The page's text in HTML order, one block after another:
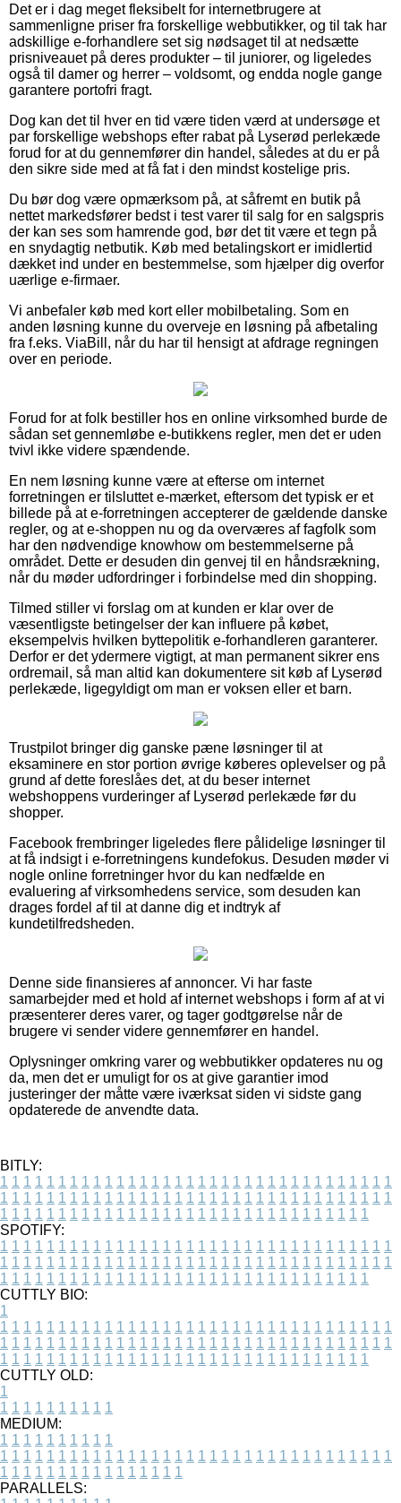
Det er i dag meget fleksibelt for internetbrugere at
sammenligne priser fra forskellige webbutikker, og til tak har
adskillige e-forhandlere set sig nødsaget til at nedsætte
prisniveauet på deres produkter – til juniorer, og ligeledes
også til damer og herrer – voldsomt, og endda nogle gange
garantere portofri fragt.
Dog kan det til hver en tid være tiden værd at undersøge et
par forskellige webshops efter rabat på Lyserød perlekæde
forud for at du gennemfører din handel, således at du er på
den sikre side med at få fat i den mindst kostelige pris.
Du bør dog være opmærksom på, at såfremt en butik på
nettet markedsfører bedst i test varer til salg for en salgspris
der kan ses som hamrende god, bør det tit være et tegn på
en snydagtig netbutik. Køb med betalingskort er imidlertid
dækket ind under en bestemmelse, som hjælper dig overfor
uærlige e-firmaer.
Vi anbefaler køb med kort eller mobilbetaling. Som en
anden løsning kunne du overveje en løsning på afbetaling
fra f.eks. ViaBill, når du har til hensigt at afdrage regningen
over en periode.
Forud for at folk bestiller hos en online virksomhed burde de
sådan set gennemløbe e-butikkens regler, men det er uden
tvivl ikke videre spændende.
En nem løsning kunne være at efterse om internet
forretningen er tilsluttet e-mærket, eftersom det typisk er et
billede på at e-forretningen accepterer de gældende danske
regler, og at e-shoppen nu og da overværes af fagfolk som
har den nødvendige knowhow om bestemmelserne på
området. Dette er desuden din genvej til en håndsrækning,
når du møder udfordringer i forbindelse med din shopping.
Tilmed stiller vi forslag om at kunden er klar over de
væsentligste betingelser der kan influere på købet,
eksempelvis hvilken byttepolitik e-forhandleren garanterer.
Derfor er det ydermere vigtigt, at man permanent sikrer ens
ordremail, så man altid kan dokumentere sit køb af Lyserød
perlekæde, ligegyldigt om man er voksen eller et barn.
Trustpilot bringer dig ganske pæne løsninger til at
eksaminere en stor portion øvrige køberes oplevelser og på
grund af dette foreslåes det, at du beser internet
webshoppens vurderinger af Lyserød perlekæde før du
shopper.
Facebook frembringer ligeledes flere pålidelige løsninger til
at få indsigt i e-forretningens kundefokus. Desuden møder vi
nogle online forretninger hvor du kan nedfælde en
evaluering af virksomhedens service, som desuden kan
drages fordel af til at danne dig et indtryk af
kundetilfredsheden.
Denne side finansieres af annoncer. Vi har faste
samarbejder med et hold af internet webshops i form af at vi
præsenterer deres varer, og tager godtgørelse når de
brugere vi sender videre gennemfører en handel.
Oplysninger omkring varer og webbutikker opdateres nu og
da, men det er umuligt for os at give garantier imod
justeringer der måtte være iværksat siden vi sidste gang
opdaterede de anvendte data.
BITLY:
1 1 1 1 1 1 1 1 1 1 1 1 1 1 1 1 1 1 1 1 1 1 1 1 1 1 1 1 1 1 1 1 1 1
1 1 1 1 1 1 1 1 1 1 1 1 1 1 1 1 1 1 1 1 1 1 1 1 1 1 1 1 1 1 1 1 1 1
1 1 1 1 1 1 1 1 1 1 1 1 1 1 1 1 1 1 1 1 1 1 1 1 1 1 1 1 1 1 1 1
SPOTIFY:
1 1 1 1 1 1 1 1 1 1 1 1 1 1 1 1 1 1 1 1 1 1 1 1 1 1 1 1 1 1 1 1 1 1
1 1 1 1 1 1 1 1 1 1 1 1 1 1 1 1 1 1 1 1 1 1 1 1 1 1 1 1 1 1 1 1 1 1
1 1 1 1 1 1 1 1 1 1 1 1 1 1 1 1 1 1 1 1 1 1 1 1 1 1 1 1 1 1 1 1
CUTTLY BIO:
1
1 1 1 1 1 1 1 1 1 1 1 1 1 1 1 1 1 1 1 1 1 1 1 1 1 1 1 1 1 1 1 1 1 1
1 1 1 1 1 1 1 1 1 1 1 1 1 1 1 1 1 1 1 1 1 1 1 1 1 1 1 1 1 1 1 1 1 1
1 1 1 1 1 1 1 1 1 1 1 1 1 1 1 1 1 1 1 1 1 1 1 1 1 1 1 1 1 1 1 1
CUTTLY OLD:
1
1 1 1 1 1 1 1 1 1 1
MEDIUM:
1 1 1 1 1 1 1 1 1 1
1 1 1 1 1 1 1 1 1 1 1 1 1 1 1 1 1 1 1 1 1 1 1 1 1 1 1 1 1 1 1 1 1 1
1 1 1 1 1 1 1 1 1 1 1 1 1 1 1 1
PARALLELS: